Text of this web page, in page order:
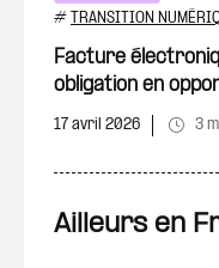
# TRANSITION
Facture
obligation en
17 avril 2026 3
Ailleurs en